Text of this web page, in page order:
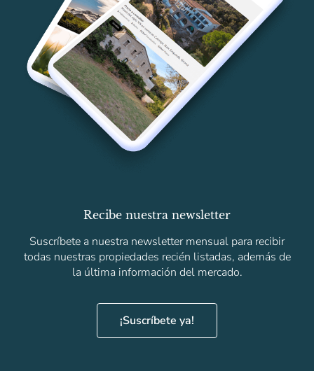
Recibe nuestra newsletter
Suscríbete a nuestra newsletter mensual para recibir
todas nuestras propiedades recién listadas, además de
la última información del mercado.
¡Suscríbete ya!